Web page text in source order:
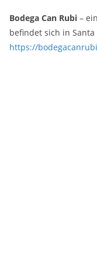
Bodega Can Rubi –
befindet sich in
https://